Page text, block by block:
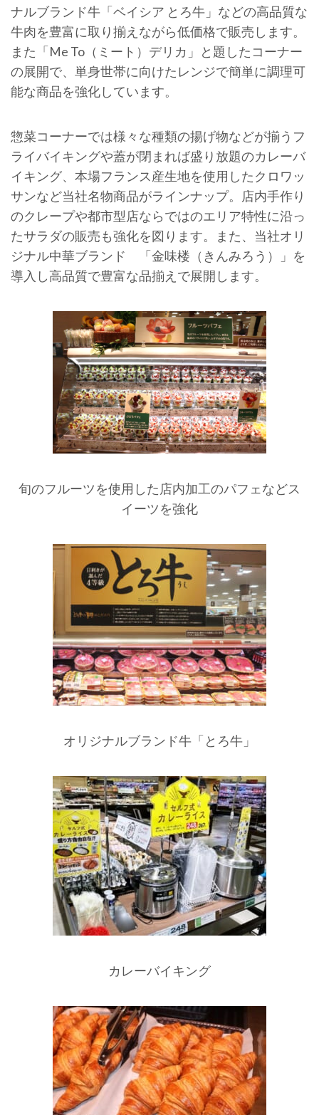
ナルブランド牛「ベイシア とろ牛」などの高品質な
牛肉を豊富に取り揃えながら低価格で販売します。
また「Me To（ミート）デリカ」と題したコーナー
の展開で、単身世帯に向けたレンジで簡単に調理可
能な商品を強化しています。
惣菜コーナーでは様々な種類の揚げ物などが揃うフ
ライバイキングや蓋が閉まれば盛り放題のカレーバ
イキング、本場フランス産生地を使用したクロワッ
サンなど当社名物商品がラインナップ。店内手作り
のクレープや都市型店ならではのエリア特性に沿っ
たサラダの販売も強化を図ります。また、当社オリ
ジナル中華ブランド 「金味楼（きんみろう）」を
導入し高品質で豊富な品揃えで展開します。
旬のフルーツを使用した店内加工のパフェなどス
イーツを強化
オリジナルブランド牛「とろ牛」
カレーバイキング